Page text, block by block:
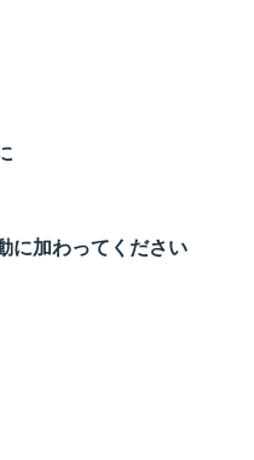
に加わってください